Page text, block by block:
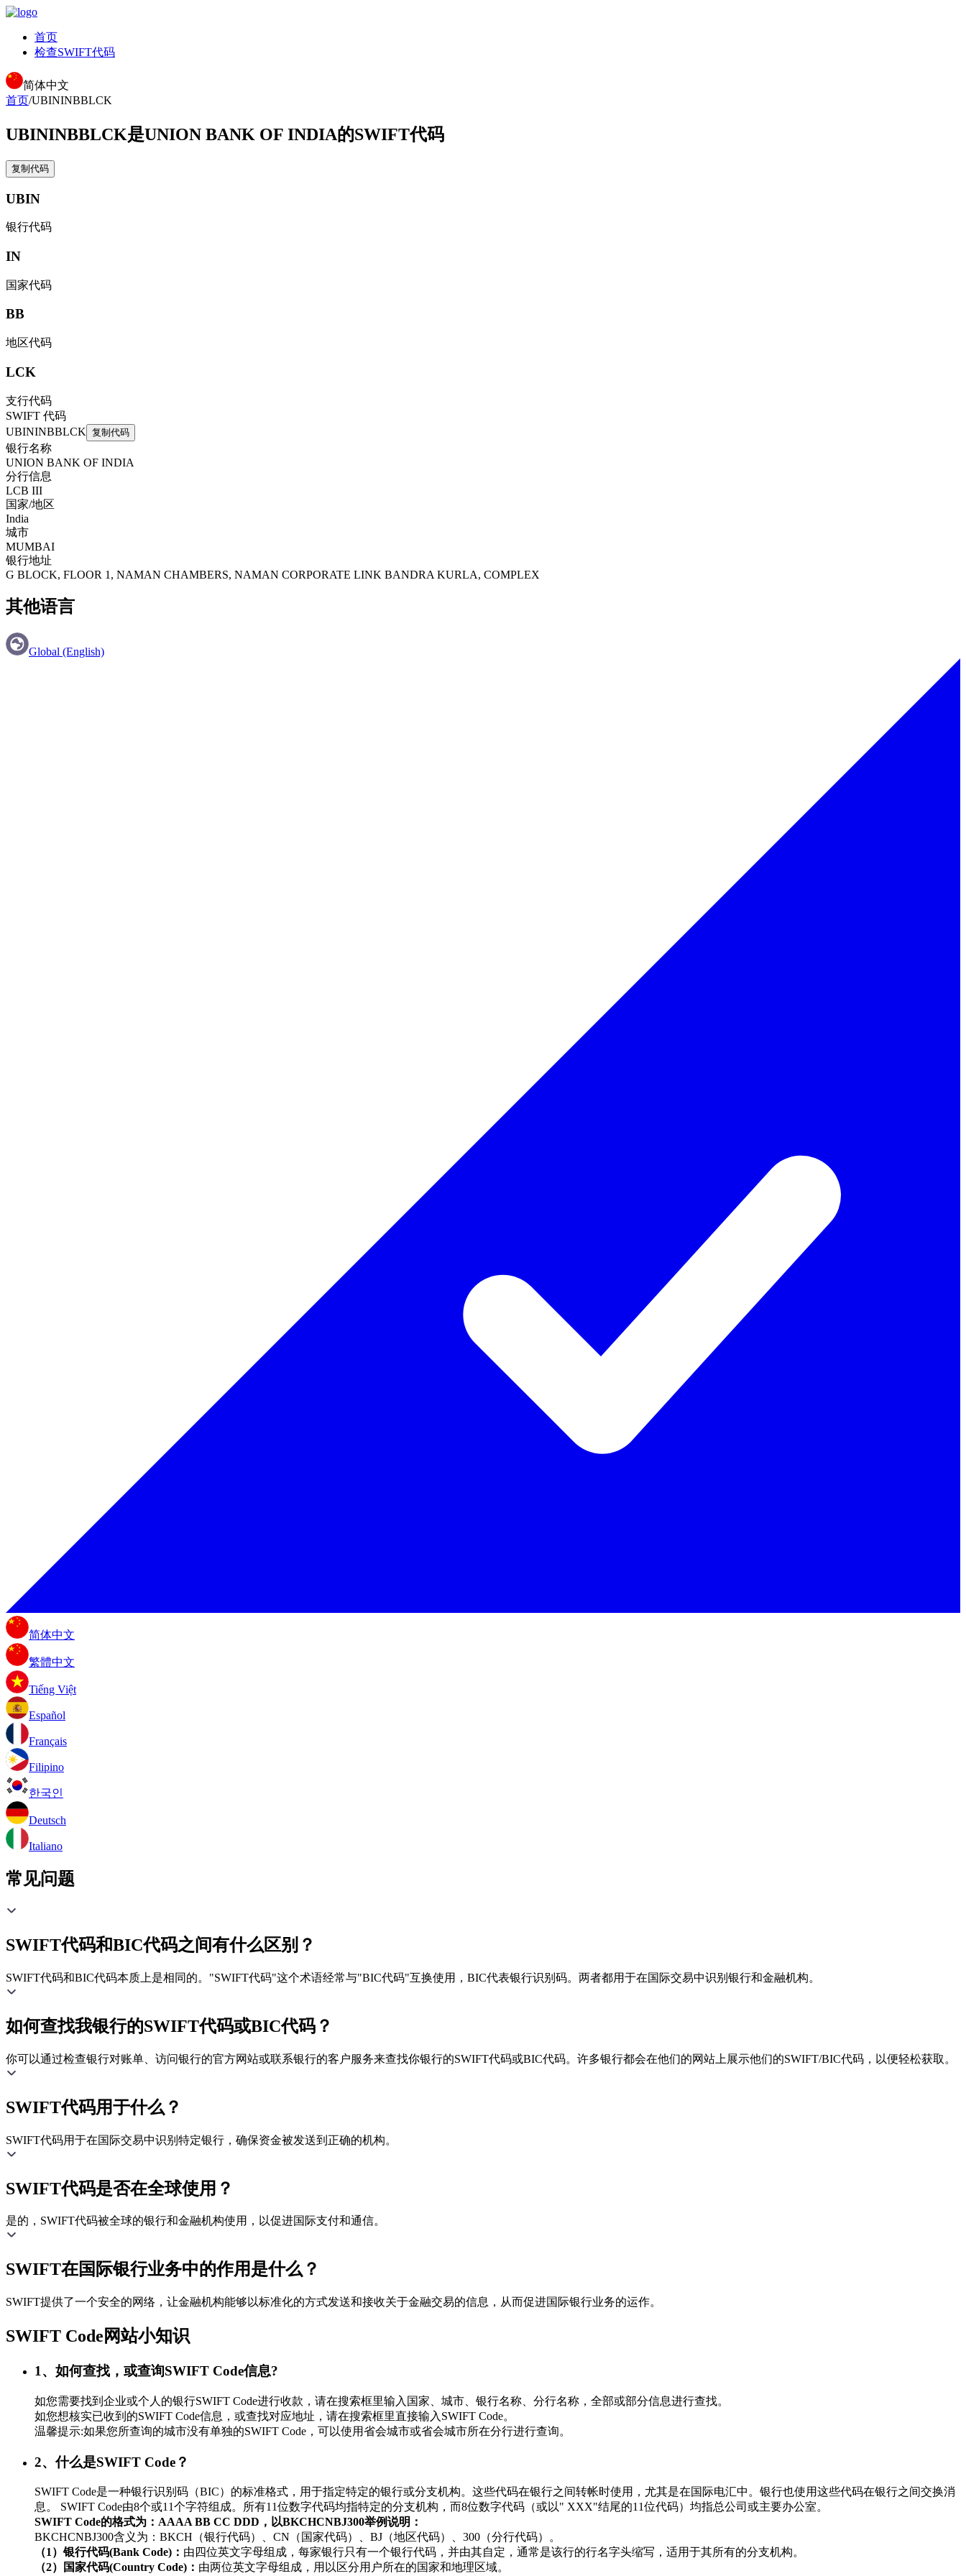
首页
检查SWIFT代码
简体中文
首页/UBININBBLCK
UBININBBLCK是UNION BANK OF INDIA的SWIFT代码
复制代码
UBIN
银行代码
IN
国家代码
BB
地区代码
LCK
支行代码
SWIFT 代码
UBININBBLCK 复制代码
银行名称
UNION BANK OF INDIA
分行信息
LCB III
国家/地区
India
城市
MUMBAI
银行地址
G BLOCK, FLOOR 1, NAMAN CHAMBERS, NAMAN CORPORATE LINK BANDRA KURLA, COMPLEX
其他语言
Global (English)
简体中文
繁體中文
Tiếng Việt
Español
Français
Filipino
한국인
Deutsch
Italiano
常见问题
SWIFT代码和BIC代码之间有什么区别？
SWIFT代码和BIC代码本质上是相同的。"SWIFT代码"这个术语经常与"BIC代码"互换使用，BIC代表银行识别码。两者都用于在国际交易中识别银行和金融机构。
如何查找我银行的SWIFT代码或BIC代码？
你可以通过检查银行对账单、访问银行的官方网站或联系银行的客户服务来查找你银行的SWIFT代码或BIC代码。许多银行都会在他们的网站上展示他们的SWIFT/BIC代码，以便轻松获取。
SWIFT代码用于什么？
SWIFT代码用于在国际交易中识别特定银行，确保资金被发送到正确的机构。
SWIFT代码是否在全球使用？
是的，SWIFT代码被全球的银行和金融机构使用，以促进国际支付和通信。
SWIFT在国际银行业务中的作用是什么？
SWIFT提供了一个安全的网络，让金融机构能够以标准化的方式发送和接收关于金融交易的信息，从而促进国际银行业务的运作。
SWIFT Code网站小知识
1、如何查找，或查询SWIFT Code信息?
如您需要找到企业或个人的银行SWIFT Code进行收款，请在搜索框里输入国家、城市、银行名称、分行名称，全部或部分信息进行查找。
如您想核实已收到的SWIFT Code信息，或查找对应地址，请在搜索框里直接输入SWIFT Code。
温馨提示:如果您所查询的城市没有单独的SWIFT Code，可以使用省会城市或省会城市所在分行进行查询。
2、什么是SWIFT Code？
SWIFT Code是一种银行识别码（BIC）的标准格式，用于指定特定的银行或分支机构。这些代码在银行之间转帐时使用，尤其是在国际电汇中。银行也使用这些代码在银行之间交换消
息。 SWIFT Code由8个或11个字符组成。所有11位数字代码均指特定的分支机构，而8位数字代码（或以" XXX"结尾的11位代码）均指总公司或主要办公室。
SWIFT Code的格式为：AAAA BB CC DDD，以BKCHCNBJ300举例说明：
BKCHCNBJ300含义为：BKCH（银行代码）、CN（国家代码）、BJ（地区代码）、300（分行代码）。
（1）银行代码(Bank Code)： 由四位英文字母组成，每家银行只有一个银行代码，并由其自定，通常是该行的行名字头缩写，适用于其所有的分支机构。
（2）国家代码(Country Code)： 由两位英文字母组成，用以区分用户所在的国家和地理区域。